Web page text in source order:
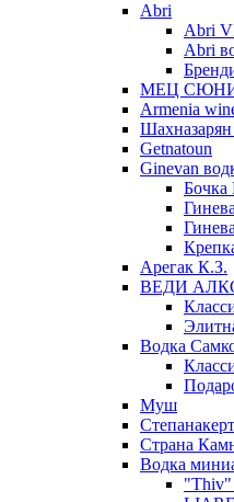
Abri
Abri
Abri
МЕЦ
Armenia
Getnatoun
Ginevan
Бочка
Арегак К.З.
ВЕДИ
Водка
Муш
Страна
Водка
"Thiv"